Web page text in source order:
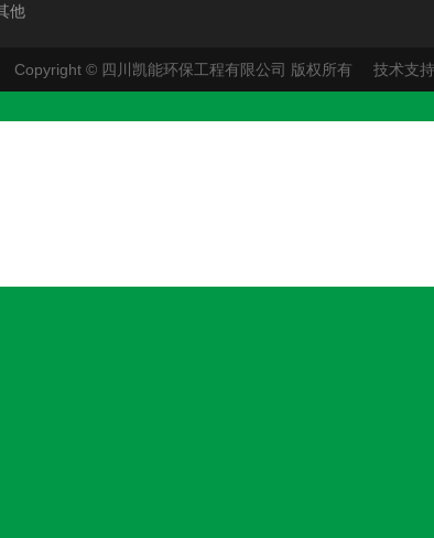
他
Copyright © 四川凯能环保工程有限公司 版权所有 技术支持